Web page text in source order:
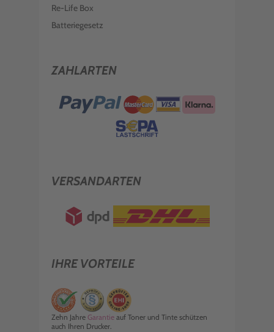
Re-Life Box
Batteriegesetz
ZAHLARTEN
VERSANDARTEN
IHRE VORTEILE
Zehn Jahre Garantie auf Toner und Tinte schützen
auch Ihren Drucker.